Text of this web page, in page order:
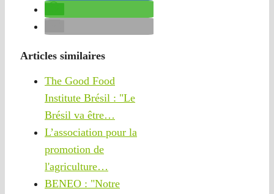
Articles similaires
The Good Food
Institute Brésil : "Le
Brésil va être…
L’association pour la
promotion de
l'agriculture…
BENEO : "Notre